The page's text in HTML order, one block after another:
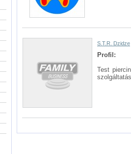
S.T.R. Dzidze
Profil:
Test